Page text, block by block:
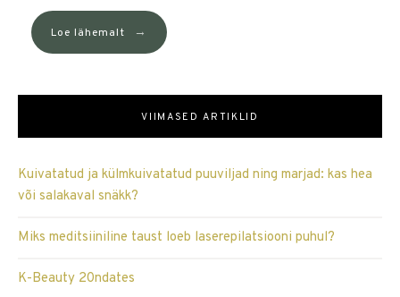
Loe lähemalt →
VIIMASED ARTIKLID
Kuivatatud ja külmkuivatatud puuviljad ning marjad: kas hea
või salakaval snäkk?
Miks meditsiiniline taust loeb laserepilatsiooni puhul?
K-Beauty 20ndates